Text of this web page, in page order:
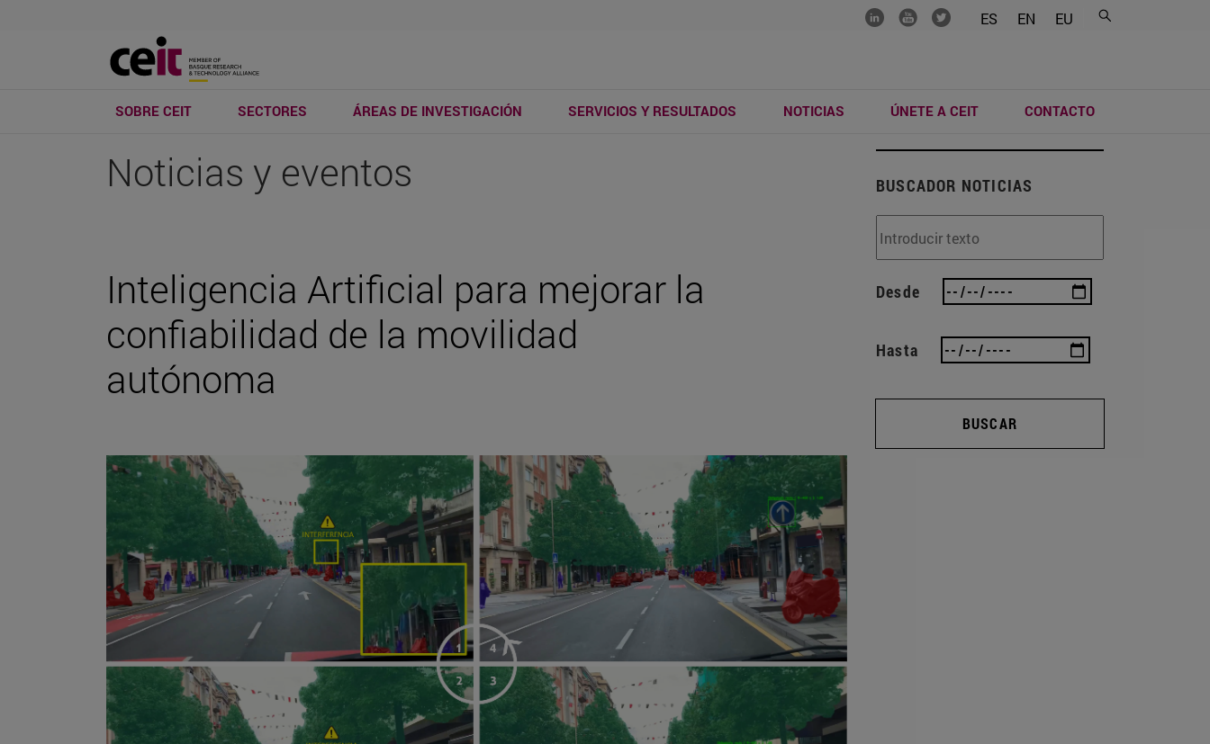
ES EN EU
....... ....... .......
SOBRE CEIT SECTORES ÁREAS DE INVESTIGACIÓN SERVICIOS Y RESULTADOS NOTICIAS ÚNETE A CEIT CONTACTO
Noticias y eventos
Inteligencia Artificial para mejorar la
confiabilidad de la movilidad
autónoma
BUSCADOR NOTICIAS
Desde
Hasta
BUSCAR